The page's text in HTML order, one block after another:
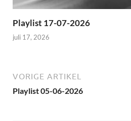
Playlist 17-07-2026
juli 17, 2026
VORIGE ARTIKEL
Playlist 05-06-2026